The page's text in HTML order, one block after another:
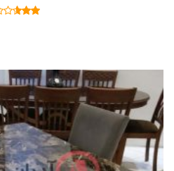
اطلاعات